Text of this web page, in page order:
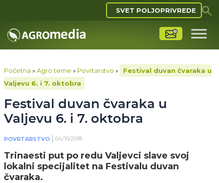
SVET POLJOPRIVREDE
Početna »Agro teme » Povrtarstvo »
Festival duvan čvaraka u
Valjevu 6. i 7. oktobra
Festival duvan čvaraka u
Valjevu 6. i 7. oktobra
POVRTARSTVO 04/10/2018
Trinaesti put po redu Valjevci slave svoj
lokalni specijalitet na Festivalu duvan
čvaraka.